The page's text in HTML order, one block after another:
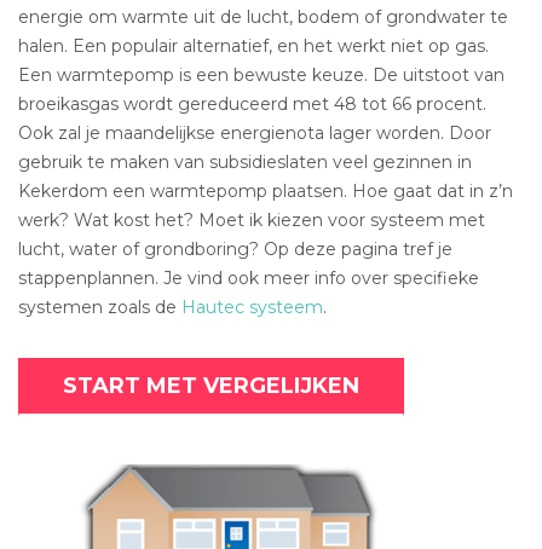
energie om warmte uit de lucht, bodem of grondwater te
halen. Een populair alternatief, en het werkt niet op gas.
Een warmtepomp is een bewuste keuze. De uitstoot van
broeikasgas wordt gereduceerd met 48 tot 66 procent.
Ook zal je maandelijkse energienota lager worden. Door
gebruik te maken van subsidieslaten veel gezinnen in
Kekerdom een warmtepomp plaatsen. Hoe gaat dat in z’n
werk? Wat kost het? Moet ik kiezen voor systeem met
lucht, water of grondboring? Op deze pagina tref je
stappenplannen. Je vind ook meer info over specifieke
systemen zoals de Hautec systeem.
START MET VERGELIJKEN